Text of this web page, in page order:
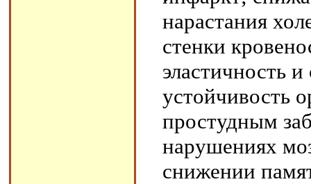
нарастания
стенки
эластичность
устойчивость
простудным
нарушениях
снижении